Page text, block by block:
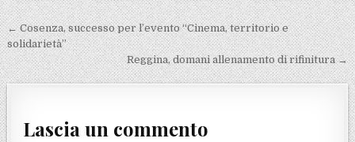
Navigazione articoli
← Cosenza, successo per l’evento “Cinema, territorio e
solidarietà”
Reggina, domani allenamento di rifinitura →
Lascia un commento